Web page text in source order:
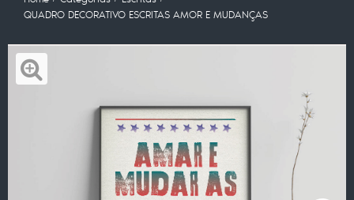
QUADRO DECORATIVO ESCRITAS AMOR E MUDANÇAS